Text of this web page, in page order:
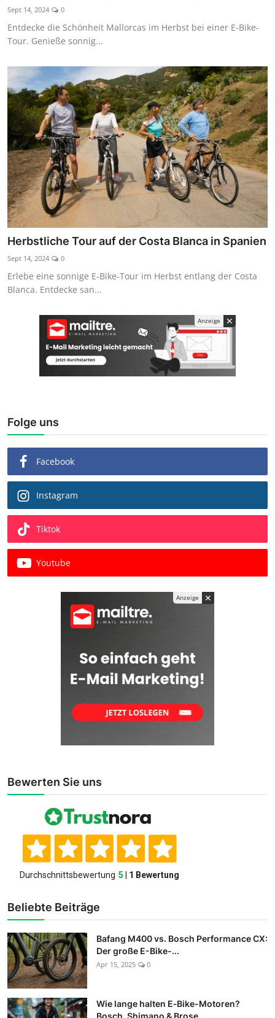
Sept 14, 2024 0
Entdecke die Schönheit Mallorcas im Herbst bei einer E-Bike-
Tour. Genieße sonnig...
Herbstliche Tour auf der Costa Blanca in Spanien
Sept 14, 2024 0
Erlebe eine sonnige E-Bike-Tour im Herbst entlang der Costa
Blanca. Entdecke san...
Anzeige ✕
Folge uns
Facebook
Instagram
Tiktok
Youtube
Anzeige ✕
Bewerten Sie uns
Beliebte Beiträge
Bafang M400 vs. Bosch Performance CX:
Der große E-Bike-...
Apr 15, 2025 0
Wie lange halten E‑Bike-Motoren?
Bosch, Shimano & Brose...